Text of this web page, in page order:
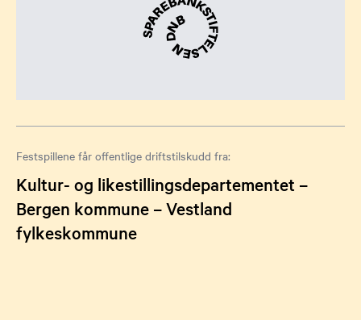
Festspillene får offentlige driftstilskudd fra:
Kultur- og likestillingsdepartementet –
Bergen kommune – Vestland
fylkeskommune